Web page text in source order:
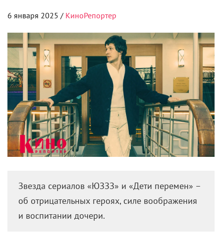
Звезда сериалов «ЮЗЗЗ» и «Дети перемен» –
об отрицательных героях, силе воображения
Образ Равиля из сериала «ЮЗЗЗ» принес на тот
момент 25-летнему Кузьме Котрелеву нашу премию